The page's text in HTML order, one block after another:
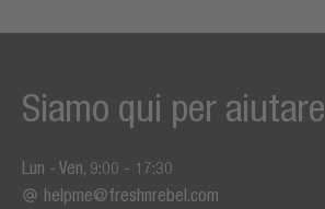
Siamo qui per aiutare
Lun - Ven, 9:00 - 17:30
helpme@freshnrebel.com